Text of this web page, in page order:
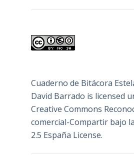
Cuaderno de Bitácora
David Barrado is licensed
Creative Commons
comercial-Compartir bajo
2.5 España License.